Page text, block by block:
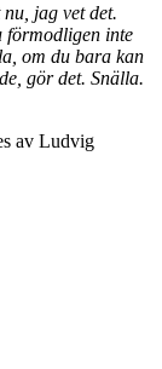
jag vet det.
förmodligen inte
om du bara kan
gör det. Snälla.
av Ludvig